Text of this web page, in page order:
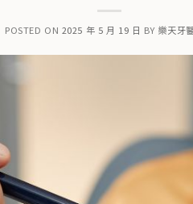
POSTED ON 2025 年 5 月 19 日 BY 樂天牙